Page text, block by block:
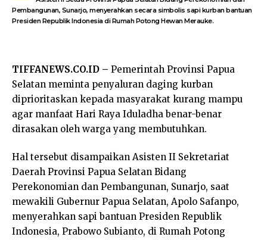
Pembangunan, Sunarjo, menyerahkan secara simbolis sapi kurban bantuan
Presiden Republik Indonesia di Rumah Potong Hewan Merauke.
TIFFANEWS.CO.ID – Pemerintah Provinsi Papua
Selatan meminta penyaluran daging kurban
diprioritaskan kepada masyarakat kurang mampu
agar manfaat Hari Raya Iduladha benar-benar
dirasakan oleh warga yang membutuhkan.
Hal tersebut disampaikan Asisten II Sekretariat
Daerah Provinsi Papua Selatan Bidang
Perekonomian dan Pembangunan, Sunarjo, saat
mewakili Gubernur Papua Selatan, Apolo Safanpo,
menyerahkan sapi bantuan Presiden Republik
Indonesia, Prabowo Subianto, di Rumah Potong